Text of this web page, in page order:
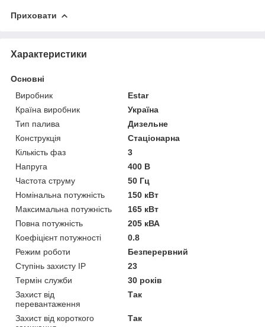
Приховати
Характеристики
Основні
Виробник
Estar
Країна виробник
Україна
Тип палива
Дизельне
Конструкція
Стаціонарна
Кількість фаз
3
Напруга
400 В
Частота струму
50 Гц
Номінальна потужність
150 кВт
Максимальна потужність
165 кВт
Повна потужність
205 кВА
Коефіцієнт потужності
0.8
Режим роботи
Безперервний
Ступінь захисту IP
23
Термін служби
30 років
Захист від
перевантаження
Так
Захист від короткого
Так